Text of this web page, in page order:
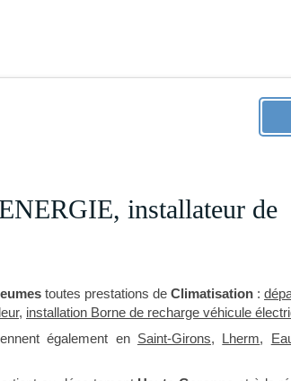
installateur de
toutes prestations de Climatisation :
, installation Borne de recharge véhicule
également en Saint-Girons, Lherm,